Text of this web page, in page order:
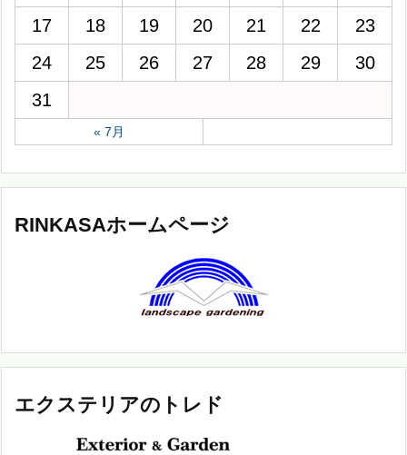
17
18 19 20 21 22
23
24
25 26 27 28 29
30
31
« 7月
RINKASAホームページ
エクステリアのトレド